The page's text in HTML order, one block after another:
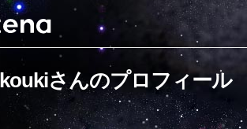
さんのプロフィール